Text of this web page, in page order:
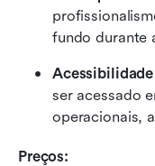
fundo durante
ser acessado
operacionais,
Preços: